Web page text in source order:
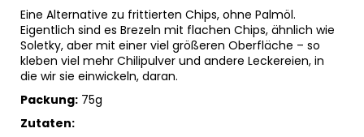
Eine Alternative zu frittierten Chips, ohne Palmöl.
Eigentlich sind es Brezeln mit flachen Chips, ähnlich wie
Soletky, aber mit einer viel größeren Oberfläche – so
kleben viel mehr Chilipulver und andere Leckereien, in
die wir sie einwickeln, daran.
Packung: 75g
Zutaten: